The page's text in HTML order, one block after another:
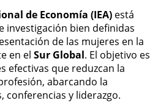
de Economía (IEA) está
investigación bien definidas
de las mujeres en la
en el Sur Global. El objetivo es
efectivas que reduzcan la
abarcando la
conferencias y liderazgo.